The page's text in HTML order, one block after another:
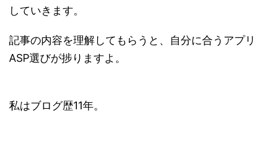
していきます。
記事の内容を理解してもらうと、自分に合うアプリ
ASP選びが捗りますよ。
私はブログ歴11年。